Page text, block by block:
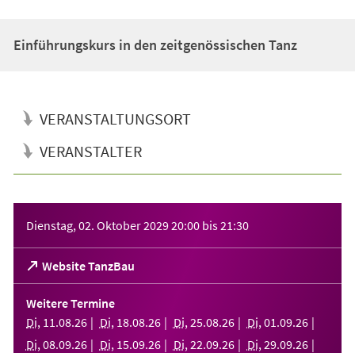
Einführungskurs in den zeitgenössischen Tanz
VERANSTALTUNGSORT
VERANSTALTER
Dienstag, 02. Oktober 202920:00 bis21:30
Website TanzBau
(Öffnet
in
einem
neuen
Tab)
Weitere Termine
Di, 11 .08.26 Di, 18.08.26 Di, 25.08.26 Di, 01 .09.26
Di, 08.09.26 Di, 15.09.26 Di, 22.09.26 Di, 29.09.26